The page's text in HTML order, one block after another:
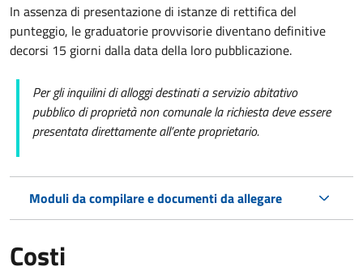
In assenza di presentazione di istanze di rettifica del
punteggio, le graduatorie provvisorie diventano definitive
decorsi 15 giorni dalla data della loro pubblicazione.
Per gli inquilini di alloggi destinati a servizio abitativo
pubblico di proprietà non comunale la richiesta deve essere
presentata direttamente all’ente proprietario.
Moduli da compilare e documenti da allegare
Costi